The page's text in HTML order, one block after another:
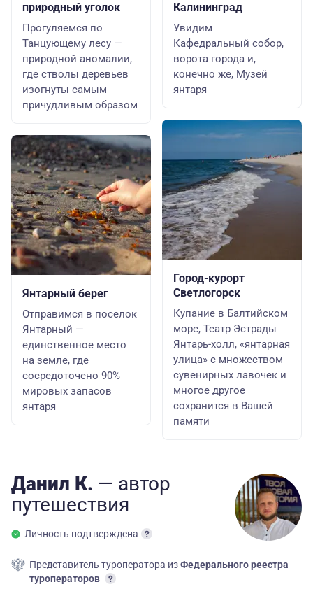
природный уголок
Прогуляемся по
Танцующему лесу —
природной аномалии,
где стволы деревьев
изогнуты самым
причудливым образом
Янтарный берег
Отправимся в поселок
Янтарный —
единственное место
на земле, где
сосредоточено 90%
мировых запасов
янтаря
Калининград
Увидим
Кафедральный собор,
ворота города и,
конечно же, Музей
янтаря
Город-курорт
Светлогорск
Купание в Балтийском
море, Театр Эстрады
Янтарь-холл, «янтарная
улица» с множеством
сувенирных лавочек и
многое другое
сохранится в Вашей
памяти
Данил К. — автор
путешествия
Личность подтверждена
Представитель туроператора изФедерального реестра
туроператоров